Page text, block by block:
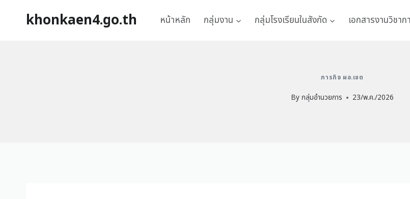
khonkaen4.go.th หน้าหลัก กลุ่มงาน กลุ่มโรงเรียนในสังกัด เอกสารงานวิชาก
ภารกิจ ผอ.เขต
By กลุ่มอำนวยการ 23/พ.ค./2026